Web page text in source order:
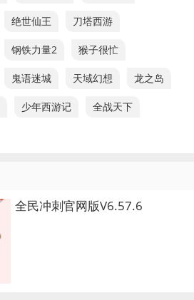
绝世仙王 刀塔西游
钢铁力量2 猴子很忙
鬼语迷城 天域幻想 龙之岛
少年西游记 全战天下
全民冲刺官网版V6.57.6